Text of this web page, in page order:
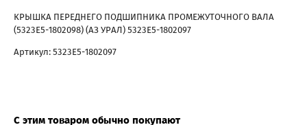
КРЫШКА ПЕРЕДНЕГО ПОДШИПНИКА ПРОМЕЖУТОЧНОГО ВАЛА
(5323Е5-1802098) (АЗ УРАЛ) 5323Е5-1802097
Артикул: 5323Е5-1802097
С этим товаром обычно покупают